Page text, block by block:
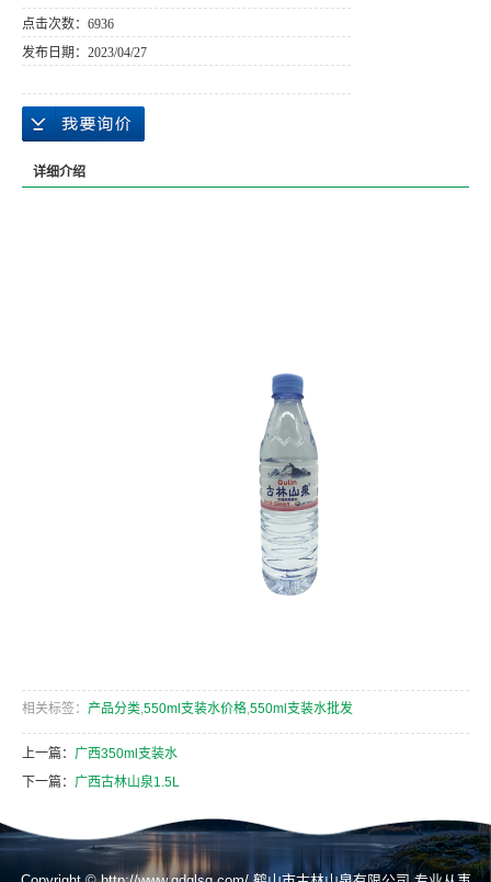
点击次数： 6936
发布日期： 2023/04/27
详细介绍
相关标签： 产品分类,550ml支装水价格,550ml支装水批发
上一篇： 广西350ml支装水
下一篇： 广西古林山泉1.5L